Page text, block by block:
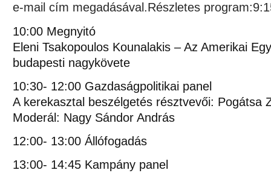
e-mail cím megadásával.Részletes
10:00 Megnyitó
Eleni Tsakopoulos Kounalakis – Az Amerikai
budapesti nagykövete
10:30- 12:00 Gazdaságpolitikai panel
A kerekasztal beszélgetés résztvevői: Pogátsa
Moderál: Nagy Sándor András
12:00- 13:00 Állófogadás
13:00- 14:45 Kampány panel